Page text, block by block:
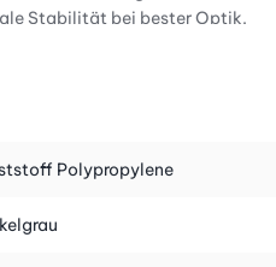
Stabilität bei bester Optik.
Polypropylene